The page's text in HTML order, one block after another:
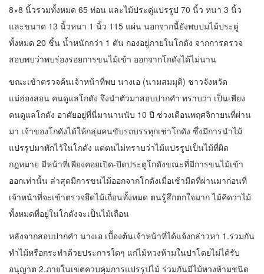
8×8 นิ้วรวมทั้งหมด 65 ท่อน และไม้ประดู่แปรรูป 70 นิ้ว หนา 3 นิ้ว
และขนาด 13 นิ้วหนา 1 นิ้ว 115 แผ่น นอกจากนี้ยังพบปมไม้ประดู่
ทั้งหมด 20 ชิ้น น้ำหนักกว่า 1 ตัน กองอยู่ภายในโกดัง จากการตรวจ
สอบพบว่าพบร่องรอยการขนไม้เข้า ออกจากโกดังได้ไม่นาน
ขณะเข้าตรวจค้นเจ้าหน้าที่พบ นางเอ (นามสมมุติ) ชาวจังหวัด
แม่ฮ่องสอน คนดูแลโกดัง จึงนำตัวมาสอบปากคำ ทราบว่า เป็นเพียง
คนดูแลโกดัง อาศัยอยู่ที่นี่มานานนับ 10 ปี ช่วงเดือนพฤศจิกายนที่ผ่าน
มา เจ้าของโกดังได้ให้กลุ่มคนขับรถบรรทุกเช่าโกดัง ซึ่งมีการนำไม้
แปรรูปมาพักไว้ในโกดัง แต่ตนไม่ทราบว่าไม้แปรรูปเป็นไม้ที่ผิด
กฎหมาย มีหน้าที่เพียงคอยเปิด-ปิดประตูโกดังขณะที่มีการขนไม้เข้า
ออกเท่านั้น ล่าสุดมีการขนไม้ออกจากโกดังเมื่อเช้ามืดที่ผ่านมาก่อนที่
เจ้าหน้าที่จะเข้าตรวจยึดไม้เถื่อนทั้งหมด ตนรู้สึกตกใจมาก ไม้คิดว่าไม้
ทั้งหมดที่อยู่ในโกดังจะเป็นไม้เถื่อน
หลังจากสอบปากคำ นางเอ เบื้องต้นเจ้าหน้าที่ได้แจ้งกล่าวหา 1.ร่วมกัน
ทำไม้หรือกระทำด้วยประการใดๆ แก่ไม้หวงห้ามในป่าโดยไม่ได้รับ
อนุญาต 2.ภายในเขตควบคุมการแปรรูปไม้ ร่วมกันมีไม้หวงห้ามชนิด